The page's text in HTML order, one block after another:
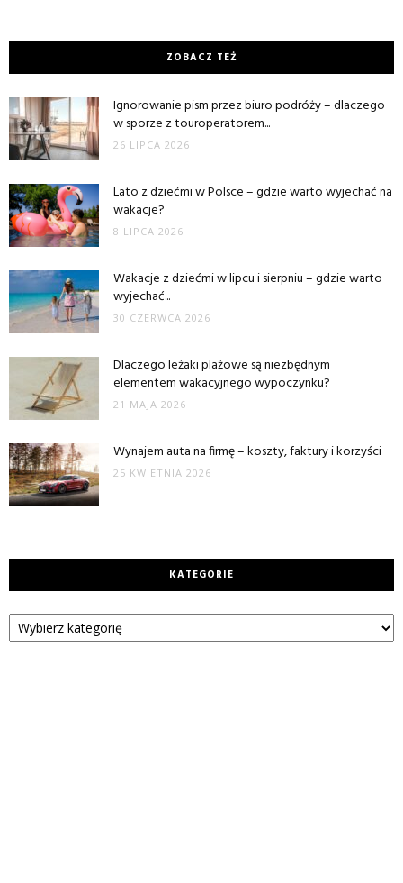
ZOBACZ TEŻ
Ignorowanie pism przez biuro podróży – dlaczego
w sporze z touroperatorem...
26 LIPCA 2026
Lato z dziećmi w Polsce – gdzie warto wyjechać na
wakacje?
8 LIPCA 2026
Wakacje z dziećmi w lipcu i sierpniu – gdzie warto
wyjechać...
30 CZERWCA 2026
Dlaczego leżaki plażowe są niezbędnym
elementem wakacyjnego wypoczynku?
21 MAJA 2026
Wynajem auta na firmę – koszty, faktury i korzyści
25 KWIETNIA 2026
KATEGORIE
Kategorie